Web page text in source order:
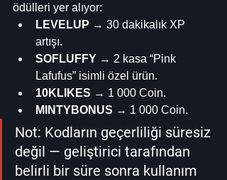
ödülleri yer alıyor:
LEVELUP → 30 dakikalık XP
artışı.
SOFLUFFY → 2 kasa “Pink
Lafufus” isimli özel ürün.
10KLIKES → 1 000 Coin.
MINTYBONUS → 1 000 Coin.
Not: Kodların geçerliliği süresiz
değil — geliştirici tarafından
belirli bir süre sonra kullanım